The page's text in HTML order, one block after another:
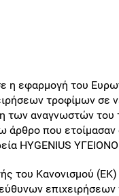
η εφαρμογή του
τροφίμων σε
των αναγνωστών του
άρθρο που
HYGENIUS
του Κανονισμού
επιχειρήσεων